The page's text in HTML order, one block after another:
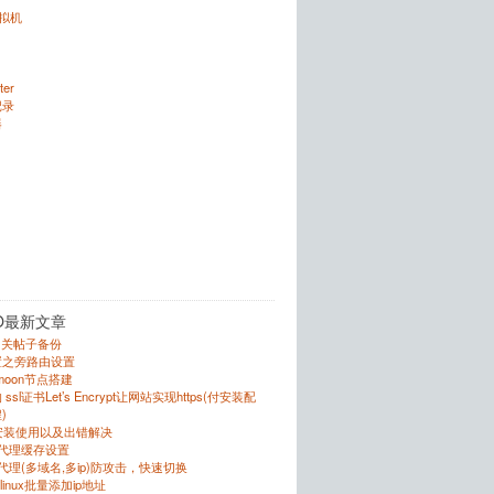
机
新文章
帖子备份
旁路由设置
节点搭建
ssl证书Let’s Encrypt让网站实现https(付安装配
使用以及出错解决
理缓存设置
理(多域名,多ip)防攻击，快速切换
批量添加ip地址